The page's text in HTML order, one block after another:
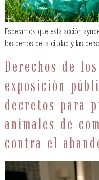
Esperamos que esta acción
los perros de la ciudad y las
Derechos de
exposición
decretos para
animales de
contra el